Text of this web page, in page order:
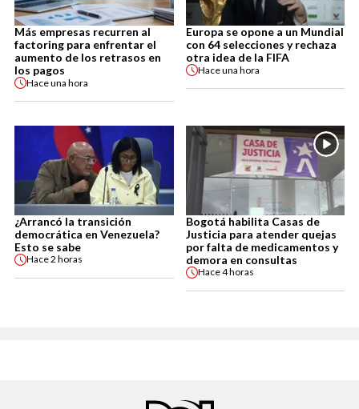
Más empresas recurren al
factoring para enfrentar el
aumento de los retrasos en
los pagos
Haceuna hora
Europa se opone a un Mundial
con 64 selecciones y rechaza
otra idea de la FIFA
Haceuna hora
¿Arrancó la transición
democrática en Venezuela?
Esto se sabe
Hace2 horas
Bogotá habilita Casas de
Justicia para atender quejas
por falta de medicamentos y
demora en consultas
Hace4 horas